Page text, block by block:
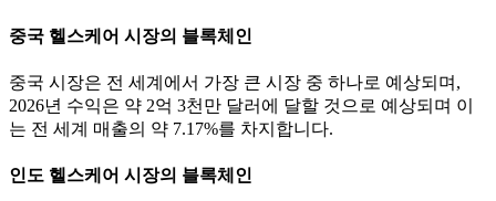
중국 헬스케어 시장의 블록체인
중국 시장은 전 세계에서 가장 큰 시장 중 하나로 예상되며,
2026년 수익은 약 2억 3천만 달러에 달할 것으로 예상되며 이
는 전 세계 매출의 약 7.17%를 차지합니다.
인도 헬스케어 시장의 블록체인